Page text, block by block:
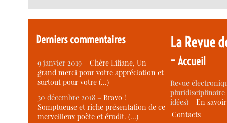
Derniers commentaires
9 janvier 2019 –Chère Liliane, Un
grand merci pour votre appréciation et
surtout pour votre (…)
30 décembre 2018 –Bravo !
Somptueuse et riche présentation de ce
merveilleux poète et érudit. (…)
La Revue
-Accueil
Revue
idées) -En
Contacts